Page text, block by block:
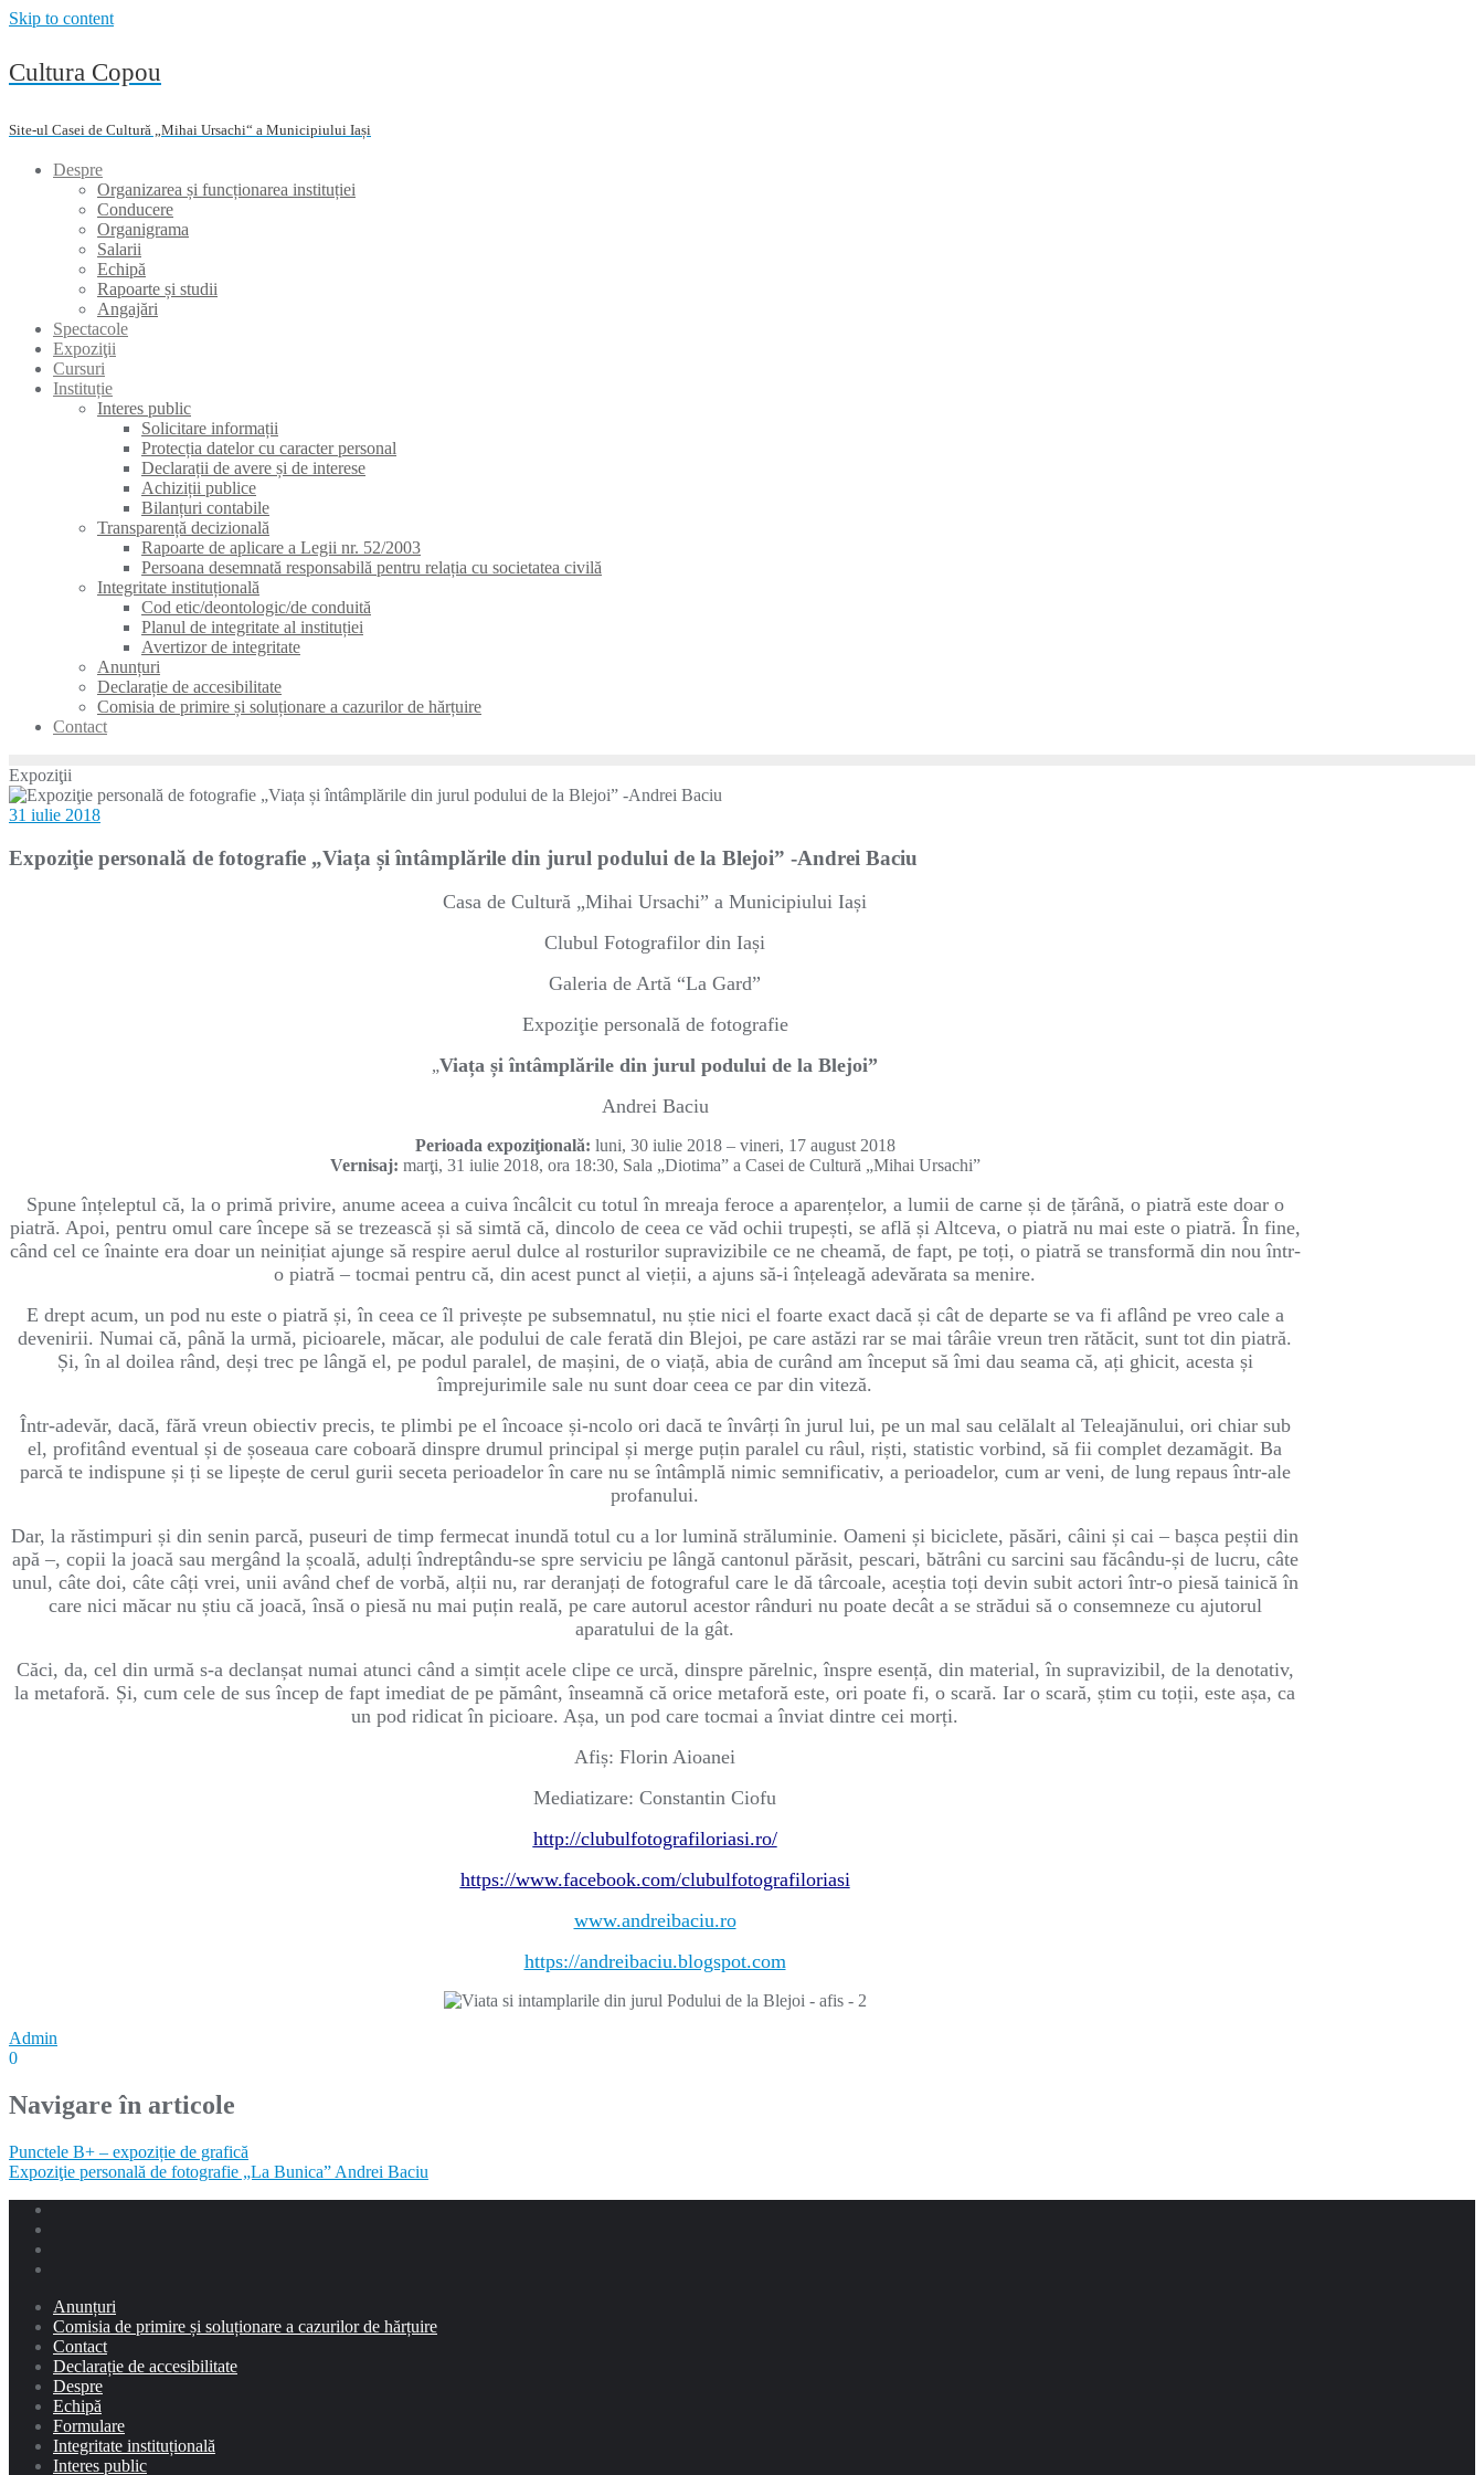
Skip to content
Cultura Copou
Site-ul Casei de Cultură „Mihai Ursachi“ a Municipiului Iași
Despre
Organizarea și funcționarea instituției
Conducere
Organigrama
Salarii
Echipă
Rapoarte și studii
Angajări
Spectacole
Expoziţii
Cursuri
Instituție
Interes public
Solicitare informații
Protecția datelor cu caracter personal
Declarații de avere și de interese
Achiziții publice
Bilanțuri contabile
Transparență decizională
Rapoarte de aplicare a Legii nr. 52/2003
Persoana desemnată responsabilă pentru relația cu societatea civilă
Integritate instituțională
Cod etic/deontologic/de conduită
Planul de integritate al instituției
Avertizor de integritate
Anunțuri
Declarație de accesibilitate
Comisia de primire și soluționare a cazurilor de hărțuire
Contact
Expoziţii
31 iulie 2018
Expoziţie personală de fotografie „Viața și întâmplările din jurul podului de la Blejoi” -Andrei Baciu
Casa de Cultură „Mihai Ursachi” a Municipiului Iași
Clubul Fotografilor din Iași
Galeria de Artă “La Gard”
Expoziţie personală de fotografie
„Viața și întâmplările din jurul podului de la Blejoi”
Andrei Baciu
Perioada expoziţională: luni, 30 iulie 2018 – vineri, 17 august 2018
Vernisaj: marţi, 31 iulie 2018, ora 18:30, Sala „Diotima” a Casei de Cultură „Mihai Ursachi”
Spune înțeleptul că, la o primă privire, anume aceea a cuiva încâlcit cu totul în mreaja feroce a aparențelor, a lumii de carne și de țărână, o piatră este doar o
piatră. Apoi, pentru omul care începe să se trezească și să simtă că, dincolo de ceea ce văd ochii trupești, se află și Altceva, o piatră nu mai este o piatră. În fine,
când cel ce înainte era doar un neinițiat ajunge să respire aerul dulce al rosturilor supravizibile ce ne cheamă, de fapt, pe toți, o piatră se transformă din nou într-
o piatră – tocmai pentru că, din acest punct al vieții, a ajuns să-i înțeleagă adevărata sa menire.
E drept acum, un pod nu este o piatră și, în ceea ce îl privește pe subsemnatul, nu știe nici el foarte exact dacă și cât de departe se va fi aflând pe vreo cale a
devenirii. Numai că, până la urmă, picioarele, măcar, ale podului de cale ferată din Blejoi, pe care astăzi rar se mai târâie vreun tren rătăcit, sunt tot din piatră.
Și, în al doilea rând, deși trec pe lângă el, pe podul paralel, de mașini, de o viață, abia de curând am început să îmi dau seama că, ați ghicit, acesta și
împrejurimile sale nu sunt doar ceea ce par din viteză.
Într-adevăr, dacă, fără vreun obiectiv precis, te plimbi pe el încoace și-ncolo ori dacă te învârți în jurul lui, pe un mal sau celălalt al Teleajănului, ori chiar sub
el, profitând eventual și de șoseaua care coboară dinspre drumul principal și merge puțin paralel cu râul, riști, statistic vorbind, să fii complet dezamăgit. Ba
parcă te indispune și ți se lipește de cerul gurii seceta perioadelor în care nu se întâmplă nimic semnificativ, a perioadelor, cum ar veni, de lung repaus într-ale
profanului.
Dar, la răstimpuri și din senin parcă, puseuri de timp fermecat inundă totul cu a lor lumină străluminie. Oameni și biciclete, păsări, câini și cai – bașca peștii din
apă –, copii la joacă sau mergând la școală, adulți îndreptându-se spre serviciu pe lângă cantonul părăsit, pescari, bătrâni cu sarcini sau făcându-și de lucru, câte
unul, câte doi, câte câți vrei, unii având chef de vorbă, alții nu, rar deranjați de fotograful care le dă târcoale, aceștia toți devin subit actori într-o piesă tainică în
care nici măcar nu știu că joacă, însă o piesă nu mai puțin reală, pe care autorul acestor rânduri nu poate decât a se strădui să o consemneze cu ajutorul
aparatului de la gât.
Căci, da, cel din urmă s-a declanșat numai atunci când a simțit acele clipe ce urcă, dinspre părelnic, înspre esență, din material, în supravizibil, de la denotativ,
la metaforă. Și, cum cele de sus încep de fapt imediat de pe pământ, înseamnă că orice metaforă este, ori poate fi, o scară. Iar o scară, știm cu toții, este așa, ca
un pod ridicat în picioare. Așa, un pod care tocmai a înviat dintre cei morți.
Afiș: Florin Aioanei
Mediatizare: Constantin Ciofu
http://clubulfotografiloriasi.ro/
https://www.facebook.com/clubulfotografiloriasi
www.andreibaciu.ro
https://andreibaciu.blogspot.com
Admin
0
Navigare în articole
Punctele B+ – expoziție de grafică
Expoziţie personală de fotografie „La Bunica” Andrei Baciu
Anunțuri
Comisia de primire și soluționare a cazurilor de hărțuire
Contact
Declarație de accesibilitate
Despre
Echipă
Formulare
Integritate instituțională
Interes public